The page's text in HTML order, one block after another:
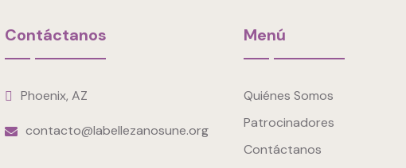
Contáctanos
Phoenix, AZ
contacto@labellezanosune.org
Menú
Quiénes Somos
Patrocinadores
Contáctanos